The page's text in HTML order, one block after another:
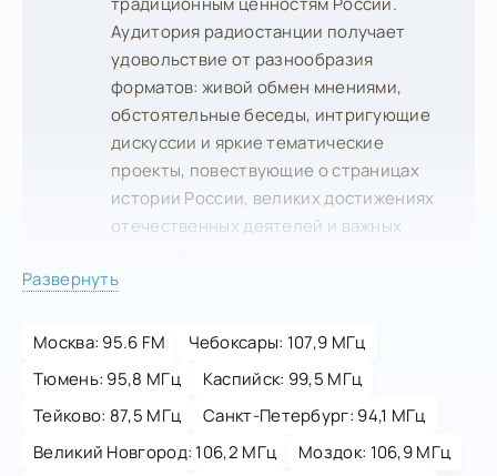
Аудитория радиостанции получает
удовольствие от разнообразия
форматов: живой обмен мнениями,
обстоятельные беседы, интригующие
дискуссии и яркие тематические
проекты, повествующие о страницах
истории России, великих достижениях
отечественных деятелей и важных
Развернуть
Москва: 95.6 FM
Чебоксары: 107,9 МГц
Тюмень: 95,8 МГц
Каспийск: 99,5 МГц
Тейково: 87,5 МГц
Санкт-Петербург: 94,1 МГц
Великий Новгород: 106,2 МГц
Моздок: 106,9 МГц